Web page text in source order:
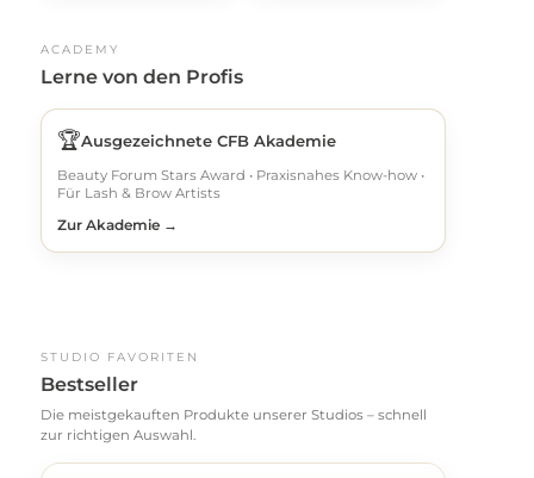
ACADEMY
Lerne von den Profis
🏆Ausgezeichnete CFB Akademie
Beauty Forum Stars Award • Praxisnahes Know-how •
Für Lash & Brow Artists
Zur Akademie →
STUDIO FAVORITEN
Bestseller
Die meistgekauften Produkte unserer Studios – schnell
zur richtigen Auswahl.